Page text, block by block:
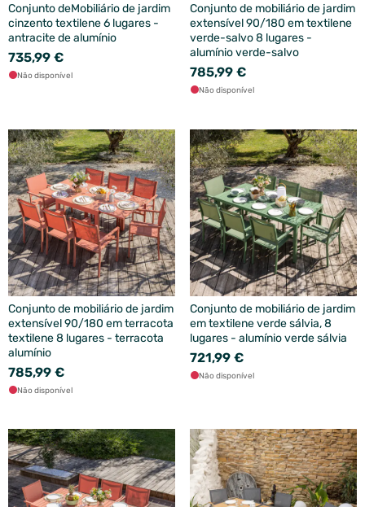
Conjunto deMobiliário de jardim
cinzento textilene 6 lugares -
antracite de alumínio
735,99 €
Não disponível
Conjunto de mobiliário de jardim
extensível 90/180 em textilene
verde-salvo 8 lugares -
alumínio verde-salvo
785,99 €
Não disponível
Conjunto de mobiliário de jardim
extensível 90/180 em terracota
textilene 8 lugares - terracota
alumínio
785,99 €
Não disponível
Conjunto de mobiliário de jardim
em textilene verde sálvia, 8
lugares - alumínio verde sálvia
721,99 €
Não disponível